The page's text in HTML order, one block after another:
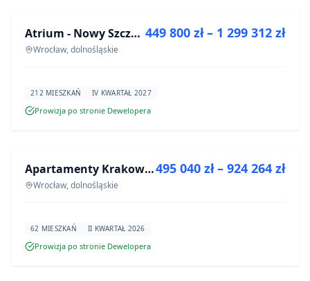
INWESTYCJA Atrium - Nowy Szczepin
Wrocław, dolnośląskie
449 800 zł – 1 299 312 zł
212 MIESZKAŃ IV KWARTAŁ 2027
Prowizja po stronie Dewelopera
INWESTYCJA Apartamenty Krakowska 8
Wrocław, dolnośląskie
495 040 zł – 924 264 zł
62 MIESZKAŃ II KWARTAŁ 2026
Prowizja po stronie Dewelopera